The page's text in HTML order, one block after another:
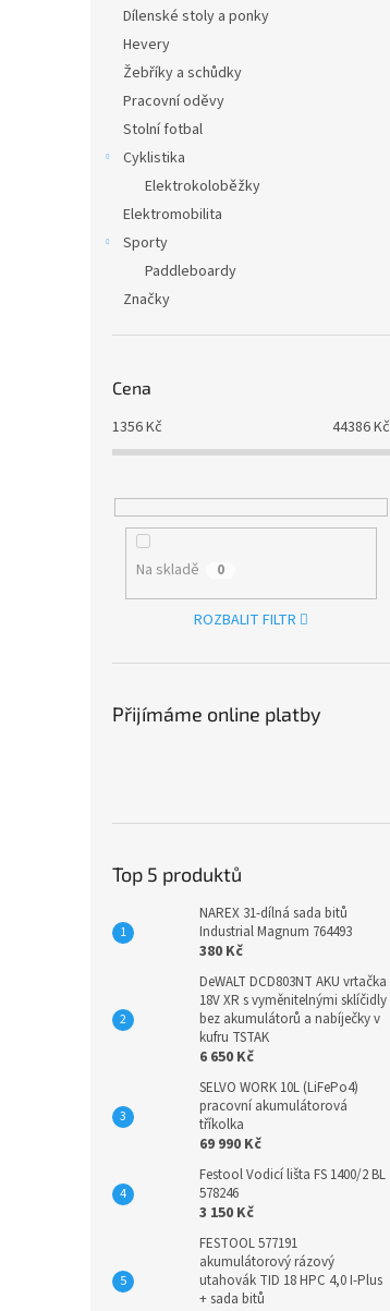
Dílenské stoly a ponky
Hevery
Žebříky a schůdky
Pracovní oděvy
Stolní fotbal
Cyklistika
Elektrokoloběžky
Elektromobilita
Sporty
Paddleboardy
Značky
Cena
1356Kč 44386Kč
Na skladě 0
ROZBALIT FILTR
Přijímáme online platby
Top 5 produktů
NAREX 31-dílná sada bitů
Industrial Magnum 764493
380 Kč
DeWALT DCD803NT AKU vrtačka
18V XR s vyměnitelnými sklíčidly
bez akumulátorů a nabíječky v
kufru TSTAK
6 650 Kč
SELVO WORK 10L (LiFePo4)
pracovní akumulátorová
tříkolka
69 990 Kč
Festool Vodicí lišta FS 1400/2 BL
578246
3 150 Kč
FESTOOL 577191
akumulátorový rázový
utahovák TID 18 HPC 4,0 I-Plus
+ sada bitů